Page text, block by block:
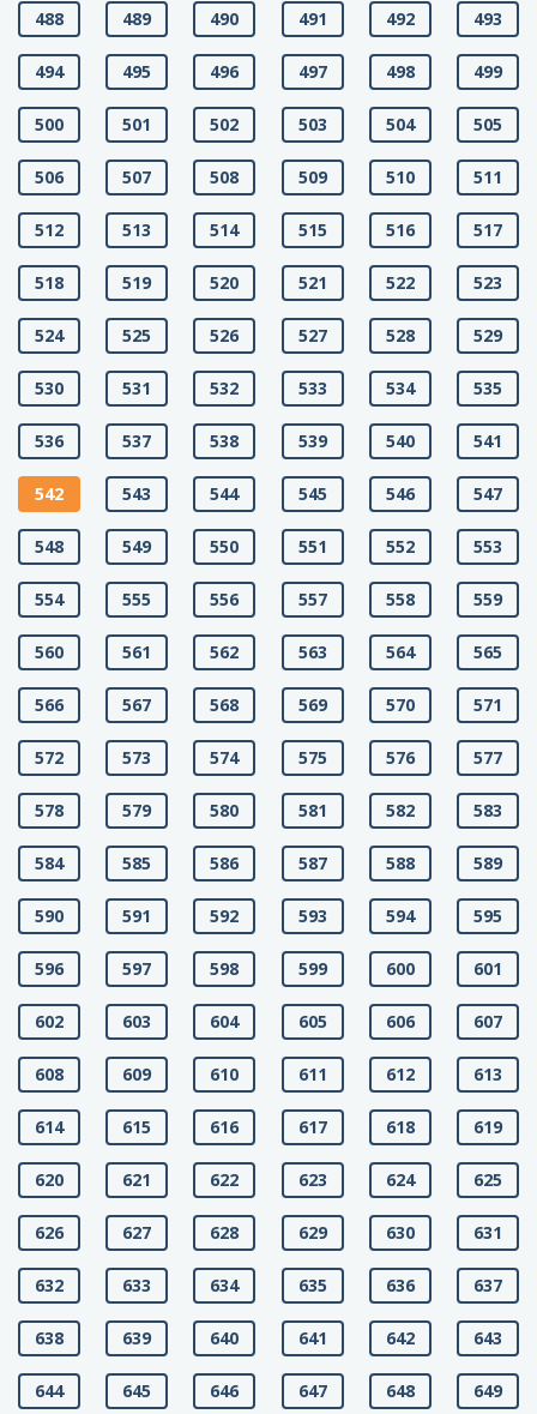
488 489 490 491 492 493
494 495 496 497 498 499
500 501 502 503 504 505
506 507 508 509 510 511
512 513 514 515 516 517
518 519 520 521 522 523
524 525 526 527 528 529
530 531 532 533 534 535
536 537 538 539 540 541
542 543 544 545 546 547
548 549 550 551 552 553
554 555 556 557 558 559
560 561 562 563 564 565
566 567 568 569 570 571
572 573 574 575 576 577
578 579 580 581 582 583
584 585 586 587 588 589
590 591 592 593 594 595
596 597 598 599 600 601
602 603 604 605 606 607
608 609 610 611 612 613
614 615 616 617 618 619
620 621 622 623 624 625
626 627 628 629 630 631
632 633 634 635 636 637
638 639 640 641 642 643
644 645 646 647 648 649